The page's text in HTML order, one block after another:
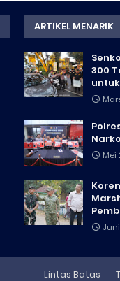
ARTIKEL MENARIK
300
Mei
Lintas Batas